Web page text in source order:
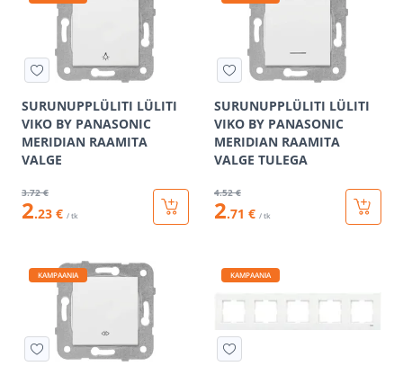
SURUNUPPLÜLITI LÜLITI
VIKO BY PANASONIC
MERIDIAN RAAMITA
VALGE
3.72 €
2.23 € / tk
SURUNUPPLÜLITI LÜLITI
VIKO BY PANASONIC
MERIDIAN RAAMITA
VALGE TULEGA
4.52 €
2.71 € / tk
KAMPAANIA KAMPAANIA